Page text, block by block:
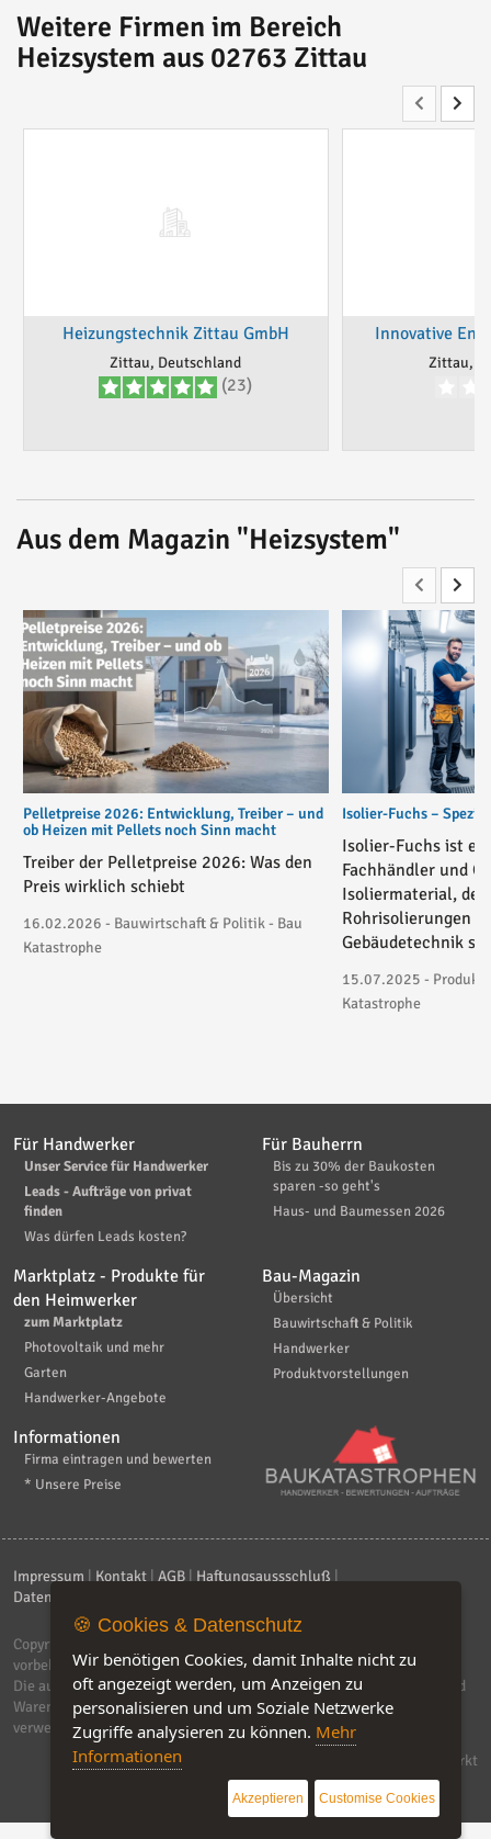
Weitere Firmen im Bereich
Heizsystem aus 02763 Zittau
Heizungstechnik Zittau GmbH
Zittau, Deutschland
(23)
Innovative
Zittau,
Aus dem Magazin "Heizsystem"
Pelletpreise 2026: Entwicklung, Treiber – und
ob Heizen mit Pellets noch Sinn macht
Treiber der Pelletpreise 2026: Was den
Preis wirklich schiebt
16.02.2026 - Bauwirtschaft & Politik - Bau
Katastrophe
Isolier-Fuchs –
Isolier-Fuchs ist
Fachhändler und
Isoliermaterial, der
Rohrisolierungen
Gebäudetechnik
15.07.2025 -
Katastrophe
Für Handwerker
Unser Service für Handwerker
Leads - Aufträge von privat
finden
Was dürfen Leads kosten?
Für Bauherrn
Bis zu 30% der Baukosten
sparen -so geht's
Haus- und Baumessen 2026
Marktplatz - Produkte für
den Heimwerker
zum Marktplatz
Photovoltaik und mehr
Garten
Handwerker-Angebote
Bau-Magazin
Übersicht
Bauwirtschaft & Politik
Handwerker
Produktvorstellungen
Informationen
Firma eintragen und bewerten
* Unsere Preise
Impressum Kontakt AGB Haftungsaussschluß
Datenschutzerklärung
Copyright © 2026
vorbehalten.
Die auf dieser Seite verwendeten Produktbezeichnungen, Namen und
Warenzeichen sind Eigentum der jeweiligen Firmen. Unser Portal
verwendet Affiliat-Links, für dir wir Geld erhalten.
Software by IQ-Markt
🍪 Cookies & Datenschutz
Wir benötigen Cookies, damit Inhalte nicht zu
oft angezeigt werden, um Anzeigen zu
personalisieren und um Soziale Netzwerke
Zugriffe analysieren zu können. Mehr
Informationen
Akzeptieren Customise Cookies